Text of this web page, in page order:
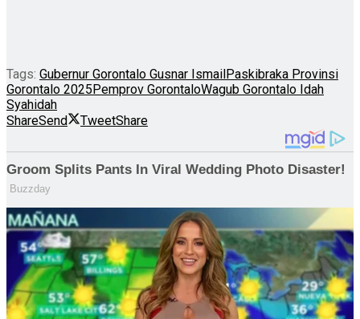
Tags: Gubernur Gorontalo Gusnar IsmailPaskibraka Provinsi
Gorontalo 2025Pemprov GorontaloWagub Gorontalo Idah
Syahidah
ShareSend TweetShare